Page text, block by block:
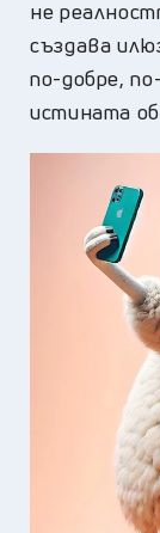
не
създава
по-добре,
истината